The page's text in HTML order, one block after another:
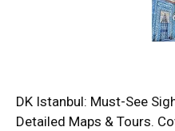
DK Istanbul: Must-See
Detailed Maps & Tours.